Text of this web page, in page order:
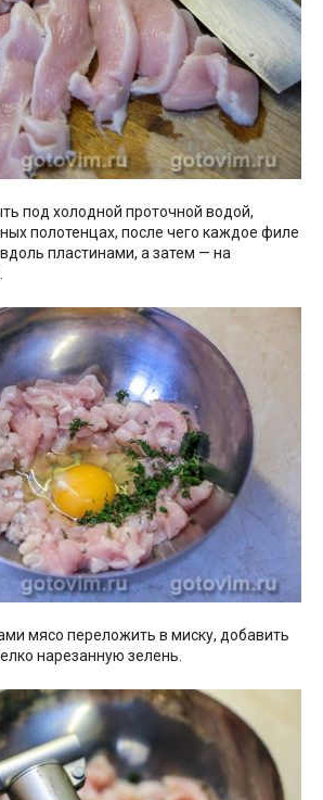
под холодной проточной водой,
полотенцах, после чего каждое филе
пластинами, а затем — на
мясо переложить в миску, добавить
нарезанную зелень.